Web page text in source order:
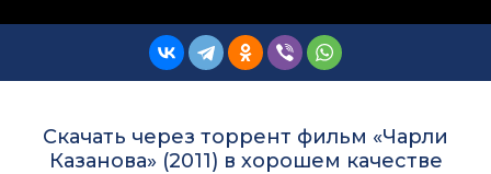
Скачать через торрент фильм «Чарли
Казанова» (2011) в хорошем качестве